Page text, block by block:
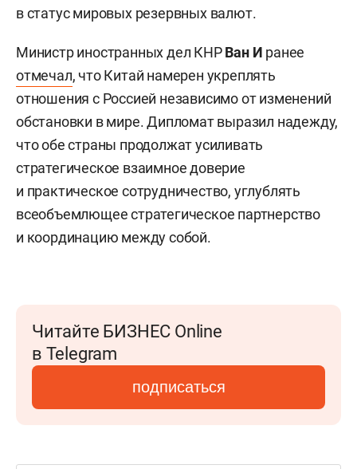
в статус мировых резервных валют.
Министр иностранных дел КНРВан И ранее
отмечал, что Китай намерен укреплять
отношения с Россией независимо от изменений
обстановки в мире. Дипломат выразил надежду,
что обе страны продолжат усиливать
стратегическое взаимное доверие
и практическое сотрудничество, углублять
всеобъемлющее стратегическое партнерство
и координацию между собой.
Читайте БИЗНЕС Online
в Telegram
подписаться